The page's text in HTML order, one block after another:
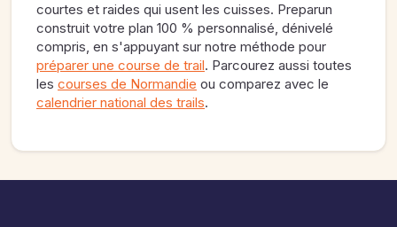
courtes et raides qui usent les cuisses. Preparun
construit votre plan 100 % personnalisé, dénivelé
compris, en s'appuyant sur notre méthode pour
préparer une course de trail. Parcourez aussi toutes
les courses de Normandie ou comparez avec le
calendrier national des trails.